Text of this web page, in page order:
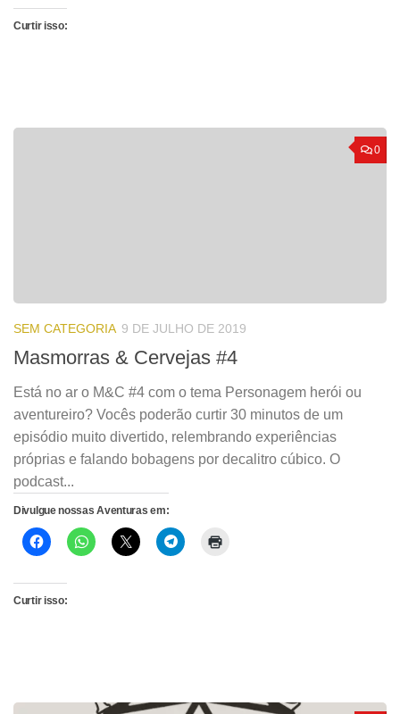
Curtir isso:
0
SEM CATEGORIA 9 DE JULHO DE 2019
Masmorras & Cervejas #4
Está no ar o M&C #4 com o tema Personagem herói ou
aventureiro? Vocês poderão curtir 30 minutos de um
episódio muito divertido, relembrando experiências
próprias e falando bobagens por decalitro cúbico. O
podcast...
Divulgue nossas Aventuras em:
Curtir isso: